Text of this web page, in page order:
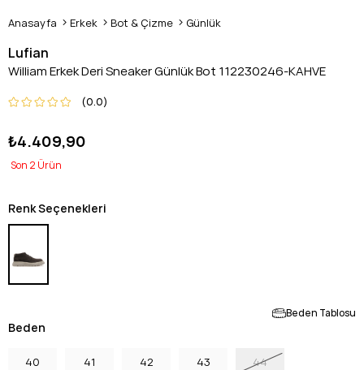
Anasayfa Erkek Bot & Çizme Günlük
Lufian
William Erkek Deri Sneaker Günlük Bot 112230246-KAHVE
0.0
₺4.409,90
2
Renk Seçenekleri
Beden Tablosu
Beden
40 41 42 43 44